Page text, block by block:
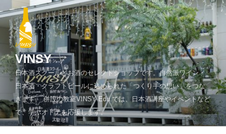
ン
ツ
へ
ッ
プ
VINSY
日本酒スクールとお酒のセレクトショップです。自然派ワイン・
日本酒・クラフトビールに込められた「つくり手の想い」をつな
ぎます。 併設の教室VINSY Edu.では、日本酒講座やイベントなど
で、学ぶオトナを応援します。